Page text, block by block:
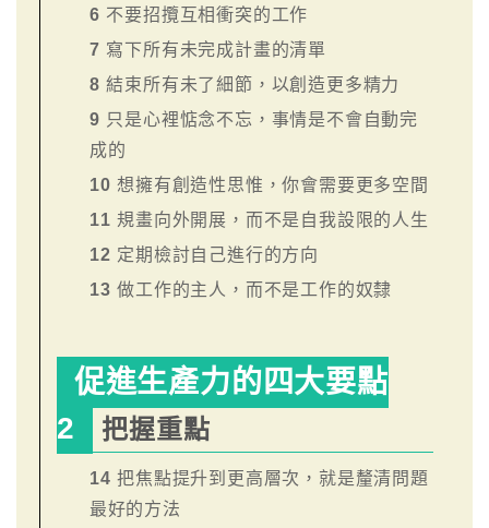
6 不要招攬互相衝突的工作
7 寫下所有未完成計畫的清單
8 結束所有未了細節，以創造更多精力
9 只是心裡惦念不忘，事情是不會自動完
成的
10 想擁有創造性思惟，你會需要更多空間
11 規畫向外開展，而不是自我設限的人生
12 定期檢討自己進行的方向
13 做工作的主人，而不是工作的奴隸
促進生產力的四大要點
2
把握重點
14 把焦點提升到更高層次，就是釐清問題
最好的方法